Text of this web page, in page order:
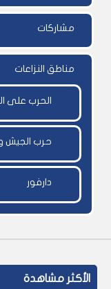
مشاركات
مناطق النزاعات
الحرب على
حرب الجيش
دارفور
الأكثر مشاهدة